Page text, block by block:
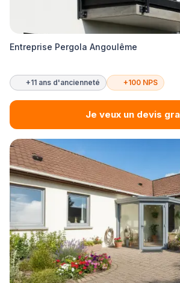
Entreprise Pergola Angoulême
+11 ans d'ancienneté +100 NPS
Je veux un devis